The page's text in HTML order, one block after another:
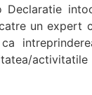
un expert